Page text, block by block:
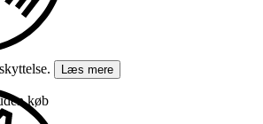
Læs mere
køb